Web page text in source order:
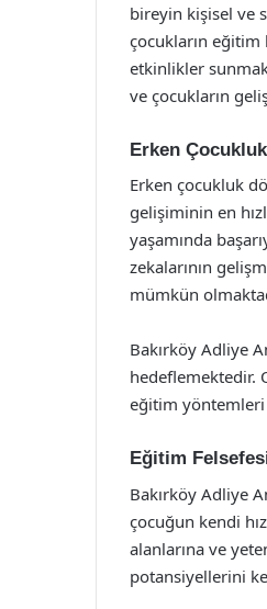
bireyin kişisel ve
çocukların eğitim
etkinlikler
ve çocukların
Erken
Erken çocukluk
gelişiminin en
yaşamında
zekalarının
mümkün
Bakırköy Adliye
hedeflemektedir.
eğitim
Eğitim
Bakırköy Adliye
çocuğun kendi
alanlarına ve
potansiyellerini